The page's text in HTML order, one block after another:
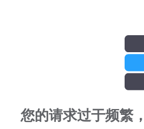
您的请求过于频繁